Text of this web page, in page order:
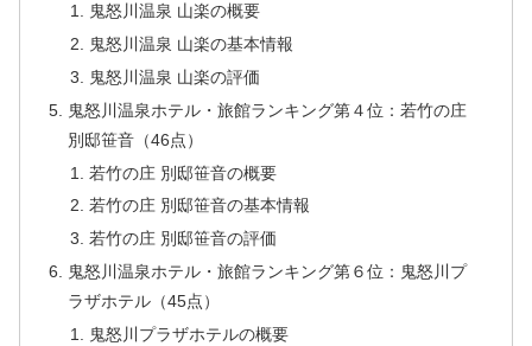
鬼怒川温泉 山楽の概要
鬼怒川温泉 山楽の基本情報
鬼怒川温泉 山楽の評価
鬼怒川温泉ホテル・旅館ランキング第４位：若竹の庄
別邸笹音（46点）
若竹の庄 別邸笹音の概要
若竹の庄 別邸笹音の基本情報
若竹の庄 別邸笹音の評価
鬼怒川温泉ホテル・旅館ランキング第６位：鬼怒川プ
ラザホテル（45点）
鬼怒川プラザホテルの概要